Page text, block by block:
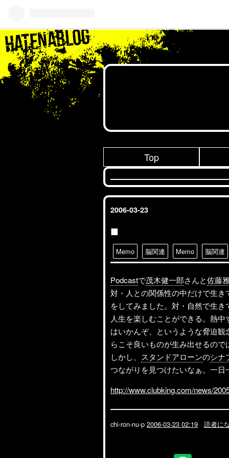
Top
2006-03-23
■
Memo 脳関連 Memo 脳関連
Podcastで茂木健一郎さんと佐藤
対・人との関係性の中だけで生き
をしてみました。対・自然で生
人生を楽しむことができる。熱
はいかんぞ、というような脅迫
らこそ良いものが生み出せるの
しかし、 スタンドアローンのシナ
つながりを見つけたいなぁ。一
http://www.clubking.com/news/
chi-ron-nu-p 2006-03-23 02:19 読者に